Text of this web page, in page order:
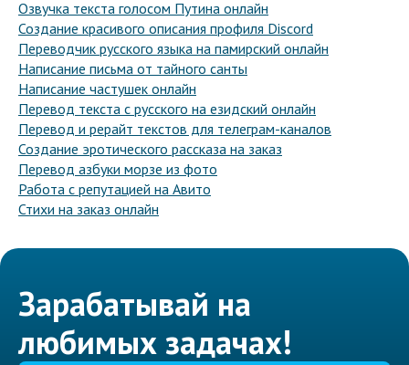
Озвучка текста голосом Путина онлайн
Создание красивого описания профиля Discord
Переводчик русского языка на памирский онлайн
Написание письма от тайного санты
Написание частушек онлайн
Перевод текста с русского на езидский онлайн
Перевод и рерайт текстов для телеграм-каналов
Создание эротического рассказа на заказ
Перевод азбуки морзе из фото
Работа с репутацией на Авито
Стихи на заказ онлайн
Зарабатывай на
любимых задачах!